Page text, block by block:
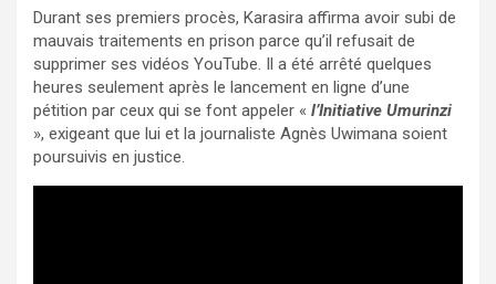
Durant ses premiers procès, Karasira affirma avoir subi de
mauvais traitements en prison parce qu’il refusait de
supprimer ses vidéos YouTube. Il a été arrêté quelques
heures seulement après le lancement en ligne d’une
pétition par ceux qui se font appeler « l’Initiative Umurinzi
», exigeant que lui et la journaliste Agnès Uwimana soient
poursuivis en justice.